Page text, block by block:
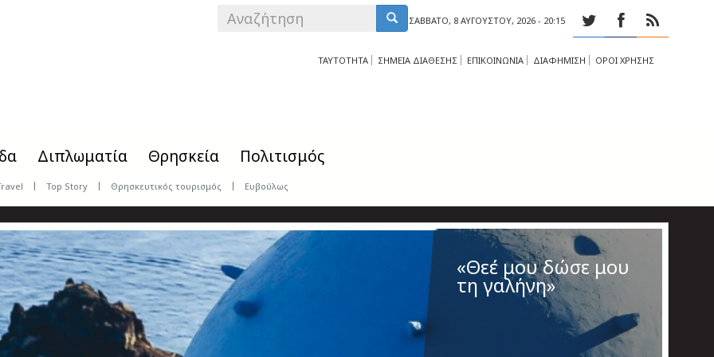
ΣΆΒΒΑΤΟ, 8 ΑΥΓΟΎΣΤΟΥ, 2026 - 20:15
SEARCH
ΤΑΥΤΟΤΗΤΑ ΣΗΜΕΙΑ ΔΙΑΘΕΣΗΣ ΕΠΙΚΟΙΝΩΝΙΑ ΔΙΑΦΗΜΙΣΗ ΟΡΟΙ ΧΡΗΣΗΣ
Διπλωματία Θρησκεία Πολιτισμός
Top Story Θρησκευτικός τουρισμός Ευβούλως